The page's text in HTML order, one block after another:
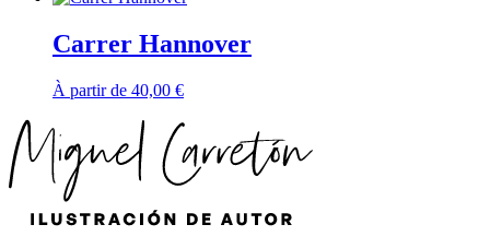
Carrer Hannover
À partir de 40,00 €